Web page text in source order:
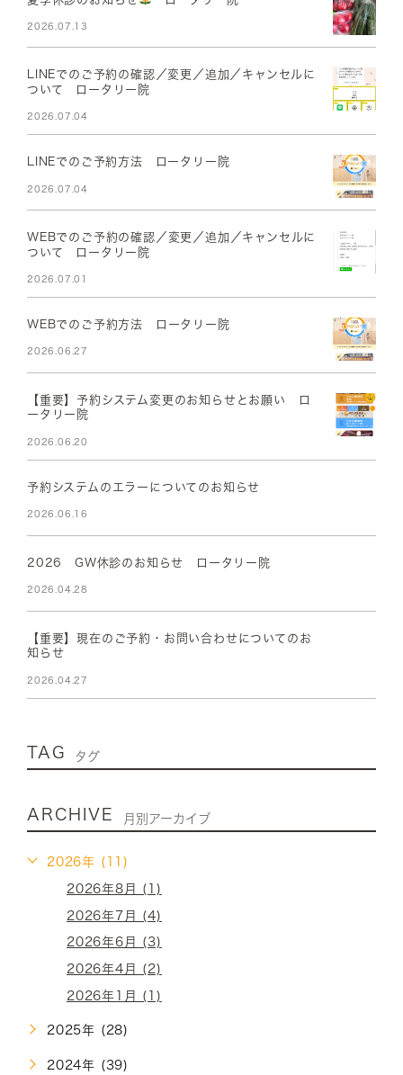
2026.07.13
LINEでのご予約の確認／変更／追加／キャンセルに
ついて ロータリー院
2026.07.04
LINEでのご予約方法 ロータリー院
2026.07.04
WEBでのご予約の確認／変更／追加／キャンセルに
ついて ロータリー院
2026.07.01
WEBでのご予約方法 ロータリー院
2026.06.27
【重要】予約システム変更のお知らせとお願い ロ
ータリー院
2026.06.20
予約システムのエラーについてのお知らせ
2026.06.16
2026 GW休診のお知らせ ロータリー院
2026.04.28
【重要】現在のご予約・お問い合わせについてのお
知らせ
2026.04.27
TAG タグ
ARCHIVE 月別アーカイブ
2026年 (11)
2026年8月 (1)
2026年7月 (4)
2026年6月 (3)
2026年4月 (2)
2026年1月 (1)
2025年 (28)
2024年 (39)